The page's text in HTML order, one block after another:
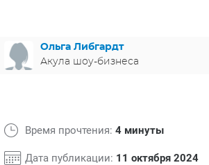
Ольга Либгардт
Акула шоу-бизнеса
Время прочтения: 4 минуты
Дата публикации: 11 октября 2024